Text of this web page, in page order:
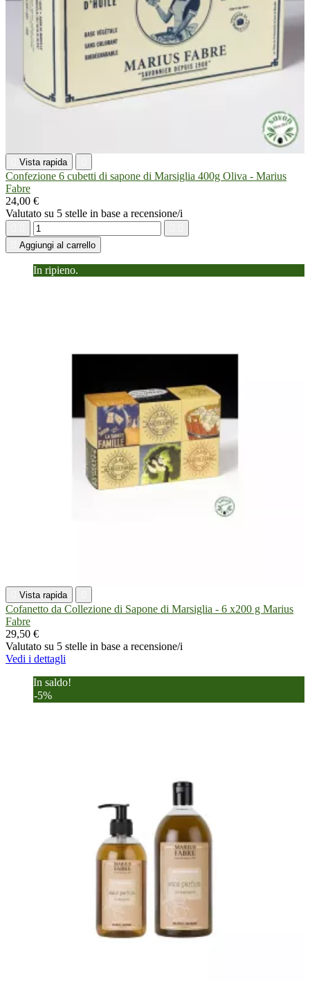
Vista rapida
Confezione 6 cubetti di sapone di Marsiglia 400g Oliva - Marius
Fabre
24,00 €
Valutato su 5 stelle in base a recensione/i
Aggiungi al carrello
In ripieno.
Vista rapida
Cofanetto da Collezione di Sapone di Marsiglia - 6 x200 g Marius
Fabre
29,50 €
Valutato su 5 stelle in base a recensione/i
Vedi i dettagli
In saldo!
-5%